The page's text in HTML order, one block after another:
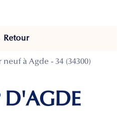
Retour
à Agde - 34 (34300)
D'AGDE